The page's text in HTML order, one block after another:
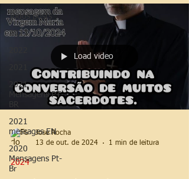
Todos posts
2023
2021
Mensagens PT-
BR
2021
messages EN
2020
Mensagens Pt-
Br
Load video
Jose Rocha
13 de out. de 2024
1 min de leitura
2024